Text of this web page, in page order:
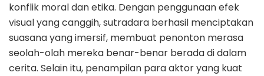
konflik moral dan etika. Dengan penggunaan efek
visual yang canggih, sutradara berhasil menciptakan
suasana yang imersif, membuat penonton merasa
seolah-olah mereka benar-benar berada di dalam
cerita. Selain itu, penampilan para aktor yang kuat